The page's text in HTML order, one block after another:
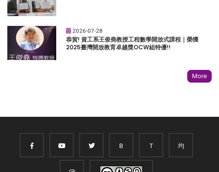
2026-07-28
恭賀! 資工系王俊堯教授工程數學開放式課程｜榮獲
2025臺灣開放教育卓越獎OCW組特優!!
More
B T 均